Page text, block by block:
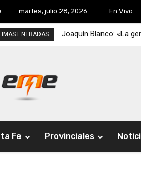
martes, julio 28, 2026 En Vivo
ENTRADAS Joaquín Blanco: «La
Fe Provinciales